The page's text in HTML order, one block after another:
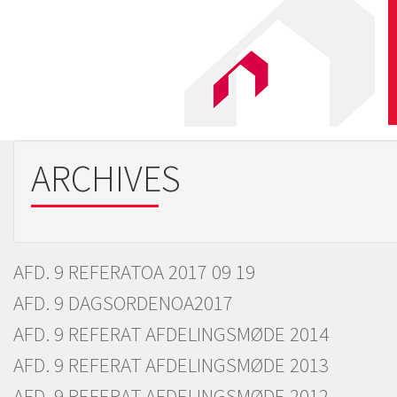
ARCHIVES
AFD. 9 REFERATOA 2017 09 19
AFD. 9 DAGSORDENOA2017
AFD. 9 REFERAT AFDELINGSMØDE 2014
AFD. 9 REFERAT AFDELINGSMØDE 2013